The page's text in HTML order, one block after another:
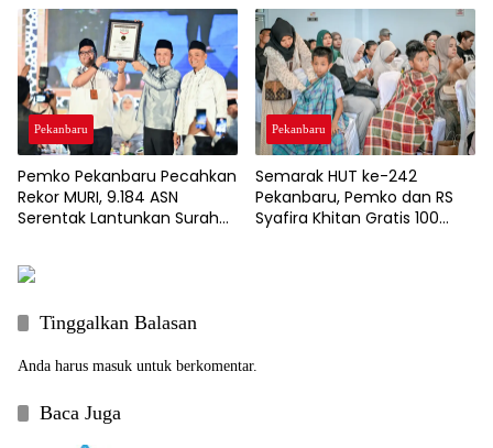
Wajib Belajar 13 Tahun
Pekanbaru
Pemko Pekanbaru Pecahkan
Rekor MURI, 9.184 ASN
Serentak Lantunkan Surah
Pekanbaru
Semarak HUT ke-242
Pekanbaru, Pemko dan RS
Syafira Khitan Gratis 100
Tinggalkan Balasan
Anda harus masuk untuk berkomentar.
Baca Juga